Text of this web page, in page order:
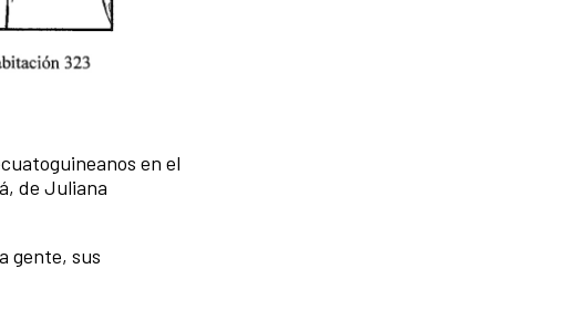
en el
de Juliana
gente, sus